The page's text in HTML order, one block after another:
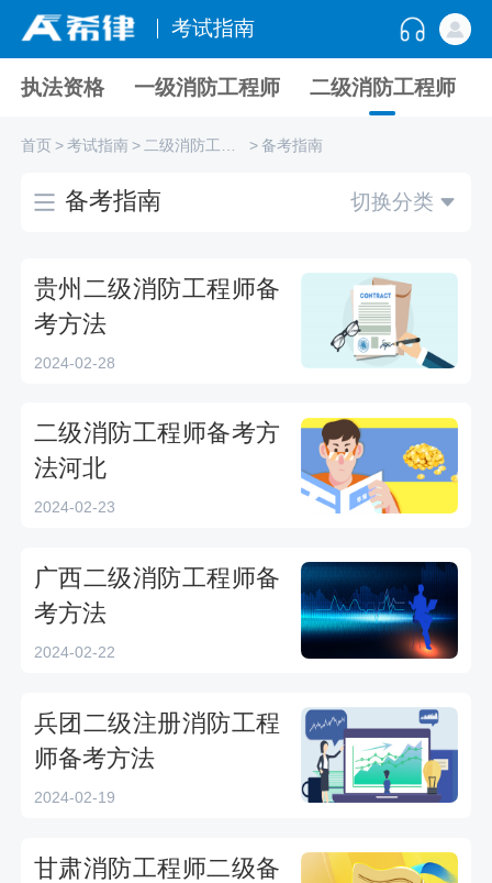
考试指南
执法资格 一级消防工程师 二级消防工程师
首页>考试指南> > 备考指南
备考指南 切换分类
贵州二级消防工程师备
考方法
2024-02-28
二级消防工程师备考方
法河北
2024-02-23
广西二级消防工程师备
考方法
2024-02-22
兵团二级注册消防工程
师备考方法
2024-02-19
甘肃消防工程师二级备